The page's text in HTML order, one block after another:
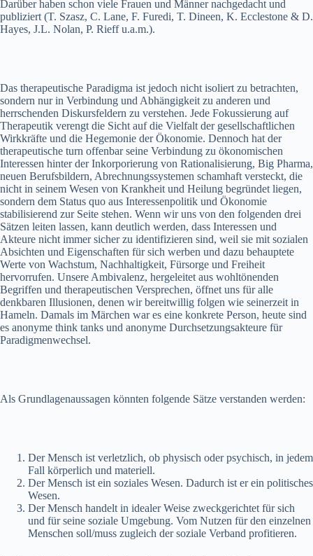
Darüber haben schon viele Frauen und Männer nachgedacht und
publiziert (T. Szasz, C. Lane, F. Furedi, T. Dineen, K. Ecclestone & D.
Hayes, J.L. Nolan, P. Rieff u.a.m.).
Das therapeutische Paradigma ist jedoch nicht isoliert zu betrachten,
sondern nur in Verbindung und Abhängigkeit zu anderen und
herrschenden Diskursfeldern zu verstehen. Jede Fokussierung auf
Therapeutik verengt die Sicht auf die Vielfalt der gesellschaftlichen
Wirkkräfte und die Hegemonie der Ökonomie. Dennoch hat der
therapeutische turn offenbar seine Verbindung zu ökonomischen
Interessen hinter der Inkorporierung von Rationalisierung, Big Pharma,
neuen Berufsbildern, Abrechnungssystemen schamhaft versteckt, die
nicht in seinem Wesen von Krankheit und Heilung begründet liegen,
sondern dem Status quo aus Interessenpolitik und Ökonomie
stabilisierend zur Seite stehen. Wenn wir uns von den folgenden drei
Sätzen leiten lassen, kann deutlich werden, dass Interessen und
Akteure nicht immer sicher zu identifizieren sind, weil sie mit sozialen
Absichten und Eigenschaften für sich werben und dazu behauptete
Werte von Wachstum, Nachhaltigkeit, Fürsorge und Freiheit
hervorrufen. Unsere Ambivalenz, hergeleitet aus wohltönenden
Begriffen und therapeutischen Versprechen, öffnet uns für alle
denkbaren Illusionen, denen wir bereitwillig folgen wie seinerzeit in
Hameln. Damals im Märchen war es eine konkrete Person, heute sind
es anonyme think tanks und anonyme Durchsetzungsakteure für
Paradigmenwechsel.
Als Grundlagenaussagen könnten folgende Sätze verstanden werden:
Der Mensch ist verletzlich, ob physisch oder psychisch, in jedem
Fall körperlich und materiell.
Der Mensch ist ein soziales Wesen. Dadurch ist er ein politisches
Wesen.
Der Mensch handelt in idealer Weise zweckgerichtet für sich
und für seine soziale Umgebung. Vom Nutzen für den einzelnen
Menschen soll/muss zugleich der soziale Verband profitieren.